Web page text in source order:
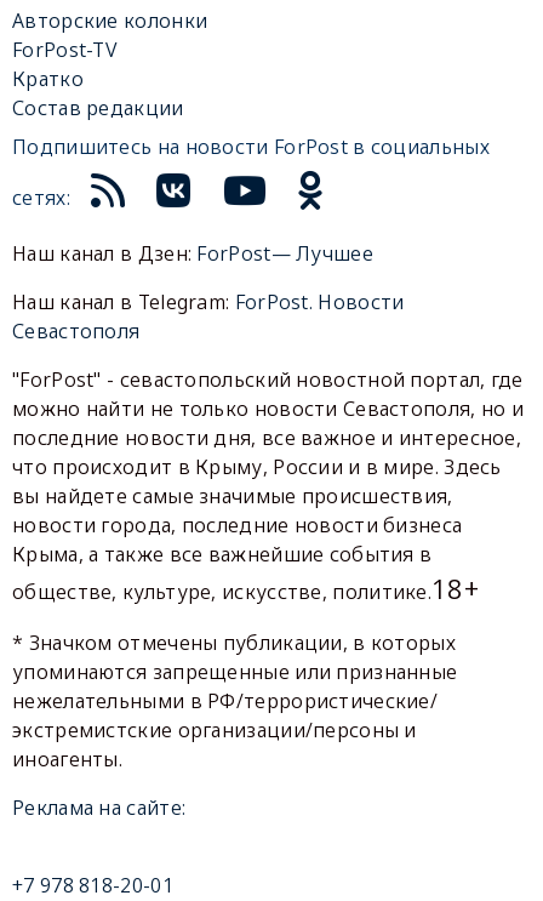
Авторские колонки
ForPost-TV
Кратко
Состав редакции
Подпишитесь на новости ForPost в социальных
сетях:
Наш канал в Дзен: ForPost— Лучшее
Наш канал в Telegram: ForPost. Новости
Севастополя
"ForPost" - севастопольский новостной портал, где
можно найти не только новости Севастополя, но и
последние новости дня, все важное и интересное,
что происходит в Крыму, России и в мире. Здесь
вы найдете самые значимые происшествия,
новости города, последние новости бизнеса
Крыма, а также все важнейшие события в
обществе, культуре, искусстве, политике.18+
* Значком отмечены публикации, в которых
упоминаются запрещенные или признанные
нежелательными в РФ/террористические/
экстремистские организации/персоны и
иноагенты.
Реклама на сайте:
+7 978 818-20-01